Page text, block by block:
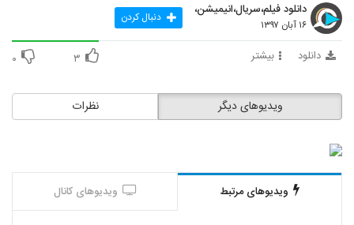
دانلود فیلم،سریال،انیمیشن،
۱۶ آبان ۱۳۹۷ دنبال کردن
دانلود بیشتر ۳ ۰
نظرات ویدیوهای دیگر
ویدیوهای مرتبط ویدیوهای کانال